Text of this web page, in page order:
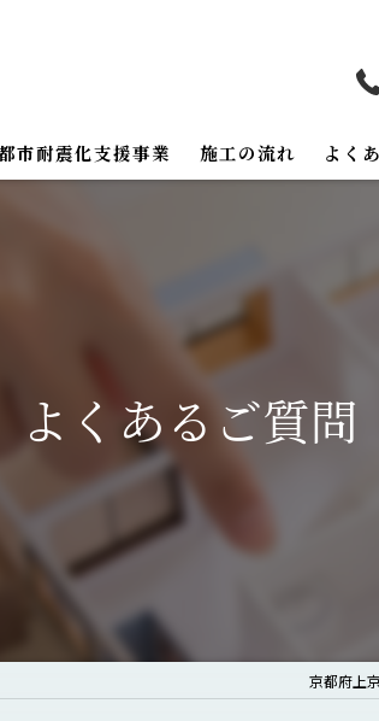
ーム
市耐震化支援事業 施工の流れ よく
よくあるご質問
京都府上